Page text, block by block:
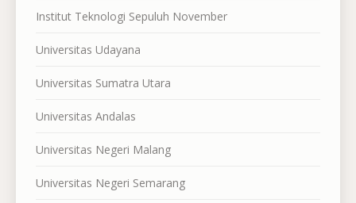
Institut Teknologi Sepuluh November
Universitas Udayana
Universitas Sumatra Utara
Universitas Andalas
Universitas Negeri Malang
Universitas Negeri Semarang